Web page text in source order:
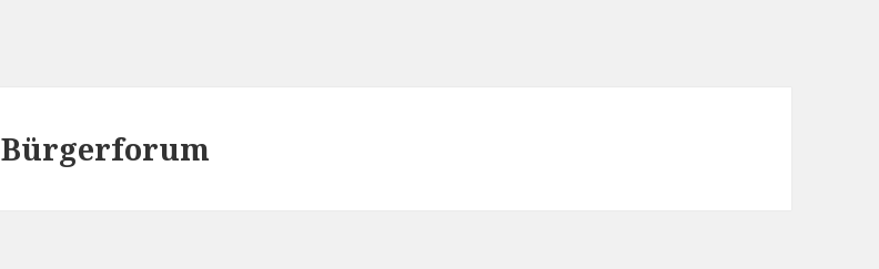
Bürgerforum